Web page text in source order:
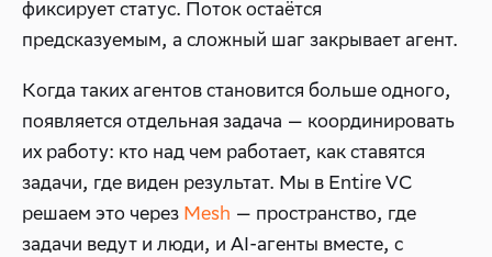
фиксирует статус. Поток остаётся
предсказуемым, а сложный шаг закрывает агент.
Когда таких агентов становится больше одного,
появляется отдельная задача — координировать
их работу: кто над чем работает, как ставятся
задачи, где виден результат. Мы в Entire VC
решаем это через Mesh — пространство, где
задачи ведут и люди, и AI-агенты вместе, с